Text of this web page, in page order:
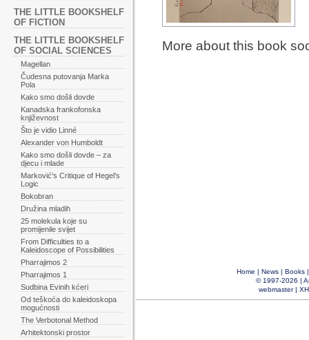
THE LITTLE BOOKSHELF
OF FICTION
THE LITTLE BOOKSHELF
OF SOCIAL SCIENCES
Magellan
Čudesna putovanja Marka
Pola
Kako smo došli dovde
Kanadska frankofonska
književnost
Što je vidio Linné
Alexander von Humboldt
Kako smo došli dovde – za
djecu i mlade
Marković's Critique of Hegel's
Logic
Bokobran
Družina mladih
25 molekula koje su
promijenile svijet
From Difficulties to a
Kaleidoscope of Possibilities
Pharrajimos 2
Pharrajimos 1
Sudbina Evinih kćeri
Od teškoća do kaleidoskopa
mogućnosti
The Verbotonal Method
Arhitektonski prostor
More about this book
Home | News| Books
© 1997-2026 |
webmaster|